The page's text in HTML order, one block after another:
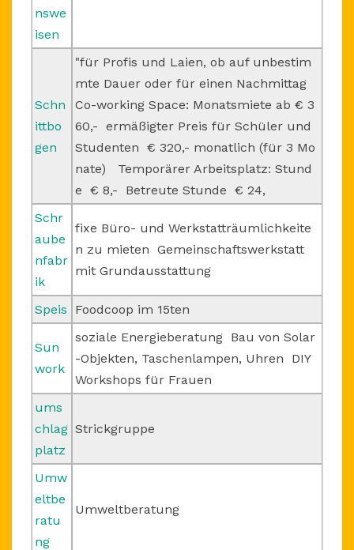
nswe
isen
Schn
ittbo
gen
"für Profis und Laien, ob auf unbestim
mte Dauer oder für einen Nachmittag
Co-working Space: Monatsmiete ab € 3
60,- ermäßigter Preis für Schüler und
Studenten € 320,- monatlich (für 3 Mo
nate) Temporärer Arbeitsplatz: Stund
e € 8,- Betreute Stunde € 24,
Schr
aube
nfabr
ik
fixe Büro- und Werkstatträumlichkeite
n zu mieten Gemeinschaftswerkstatt
mit Grundausstattung
Speis Foodcoop im 15ten
Sun
work
soziale Energieberatung Bau von Solar
-Objekten, Taschenlampen, Uhren DIY
Workshops für Frauen
ums
chlag
platz
Strickgruppe
Umw
eltbe
ratu
ng
Umweltberatung